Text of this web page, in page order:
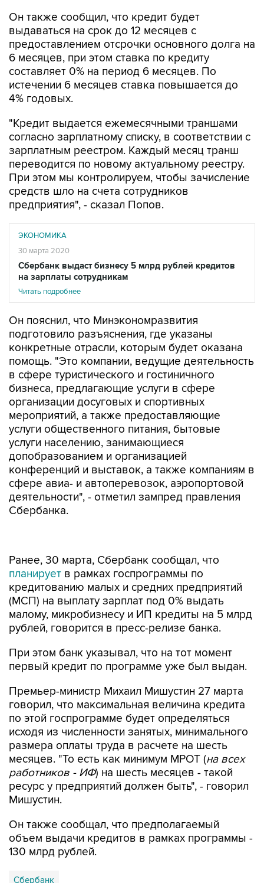
Он также сообщил, что кредит будет
выдаваться на срок до 12 месяцев с
предоставлением отсрочки основного долга на
6 месяцев, при этом ставка по кредиту
составляет 0% на период 6 месяцев. По
истечении 6 месяцев ставка повышается до
4% годовых.
"Кредит выдается ежемесячными траншами
согласно зарплатному списку, в соответствии с
зарплатным реестром. Каждый месяц транш
переводится по новому актуальному реестру.
При этом мы контролируем, чтобы зачисление
средств шло на счета сотрудников
предприятия", - сказал Попов.
ЭКОНОМИКА
30 марта 2020
Сбербанк выдаст бизнесу 5 млрд рублей кредитов
на зарплаты сотрудникам
Читать подробнее
Он пояснил, что Минэкономразвития
подготовило разъяснения, где указаны
конкретные отрасли, которым будет оказана
помощь. "Это компании, ведущие деятельность
в сфере туристического и гостиничного
бизнеса, предлагающие услуги в сфере
организации досуговых и спортивных
мероприятий, а также предоставляющие
услуги общественного питания, бытовые
услуги населению, занимающиеся
допобразованием и организацией
конференций и выставок, а также компаниям в
сфере авиа- и автоперевозок, аэропортовой
деятельности", - отметил зампред правления
Сбербанка.
кредитованию малых и средних предприятий
(МСП) на выплату зарплат под 0% выдать
малому, микробизнесу и ИП кредиты на 5 млрд
рублей, говорится в пресс-релизе банка.
При этом банк указывал, что на тот момент
Премьер-министр Михаил Мишустин 27 марта
по этой госпрограмме будет определяться
исходя из численности занятых, минимального
размера оплаты труда в расчете на шесть
месяцев. "То есть как минимум МРОТ (на всех
работников - ИФ ) на шесть месяцев - такой
ресурс у предприятий должен быть", - говорил
Мишустин.
Он также сообщал, что предполагаемый
130 млрд рублей.
Сбербанк